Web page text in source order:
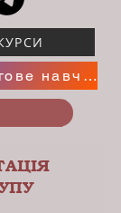
Для юнаків пільгове навчання